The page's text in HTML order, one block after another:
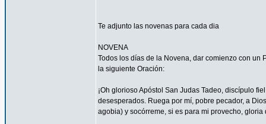
Te adjunto las novenas para cada dia
NOVENA
Todos los días de la Novena, dar comienzo con un
la siguiente Oración:
¡Oh glorioso Apóstol San Judas Tadeo, discípulo
desesperados. Ruega por mí, pobre pecador, a
agobia) y socórreme, si es para mi provecho, gloria